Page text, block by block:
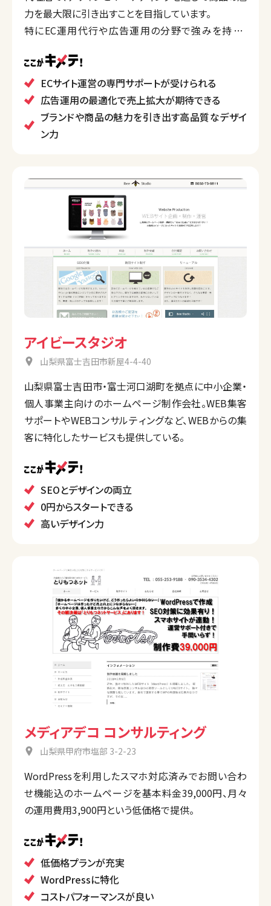
力を最大限に引き出すことを目指しています。
特にEC運用代行や広告運用の分野で強みを持ち、
ライアントの商品価値を広く伝え、売上向上を目指す
パートナーとして機能しています。
デザイン面では、クリエイティブなLP制作やブランドイ
メージの向上を手掛けています。
代表がメーカー出身のため、制作後のマーケティング
す。
ECサイト運営の専門サポートが受けられる
広告運用の最適化で売上拡大が期待できる
ブランドや商品の魅力を引き出す高品質なデザイ
ン力
アイビースタジオ
山梨県富士吉田市新屋4-4-40
山梨県富士吉田市・富士河口湖町を拠点に中小企業・
個人事業主向けのホームページ制作会社。WEB集客
サポートやWEBコンサルティングなど、WEBからの集
客に特化したサービスも提供している。
SEOとデザインの両立
0円からスタートできる
高いデザイン力
メディアデコ コンサルティング
山梨県甲府市塩部 3-2-23
WordPressを利用したスマホ対応済みでお問い合わ
せ機能込のホームページを基本料金39,000円、月々
の運用費用3,900円という低価格で提供。
低価格プランが充実
WordPressに特化
コストパフォーマンスが良い